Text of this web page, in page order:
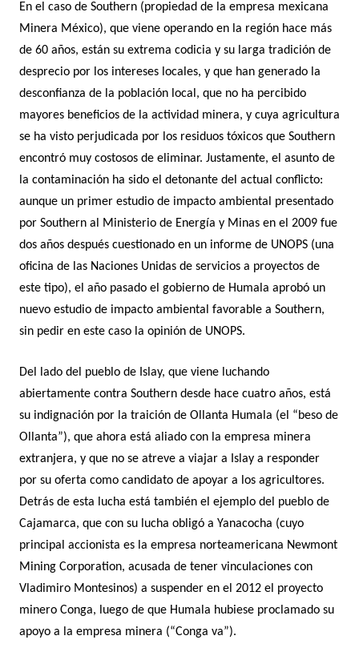
En el caso de Southern (propiedad de la empresa mexicana
Minera México), que viene operando en la región hace más
de 60 años, están su extrema codicia y su larga tradición de
desprecio por los intereses locales, y que han generado la
desconfianza de la población local, que no ha percibido
mayores beneficios de la actividad minera, y cuya agricultura
se ha visto perjudicada por los residuos tóxicos que Southern
encontró muy costosos de eliminar. Justamente, el asunto de
la contaminación ha sido el detonante del actual conflicto:
aunque un primer estudio de impacto ambiental presentado
por Southern al Ministerio de Energía y Minas en el 2009 fue
dos años después cuestionado en un informe de UNOPS (una
oficina de las Naciones Unidas de servicios a proyectos de
este tipo), el año pasado el gobierno de Humala aprobó un
nuevo estudio de impacto ambiental favorable a Southern,
sin pedir en este caso la opinión de UNOPS.
Del lado del pueblo de Islay, que viene luchando
abiertamente contra Southern desde hace cuatro años, está
su indignación por la traición de Ollanta Humala (el “beso de
Ollanta”), que ahora está aliado con la empresa minera
extranjera, y que no se atreve a viajar a Islay a responder
por su oferta como candidato de apoyar a los agricultores.
Detrás de esta lucha está también el ejemplo del pueblo de
Cajamarca, que con su lucha obligó a Yanacocha (cuyo
principal accionista es la empresa norteamericana Newmont
Mining Corporation, acusada de tener vinculaciones con
Vladimiro Montesinos) a suspender en el 2012 el proyecto
minero Conga, luego de que Humala hubiese proclamado su
apoyo a la empresa minera (“Conga va”).